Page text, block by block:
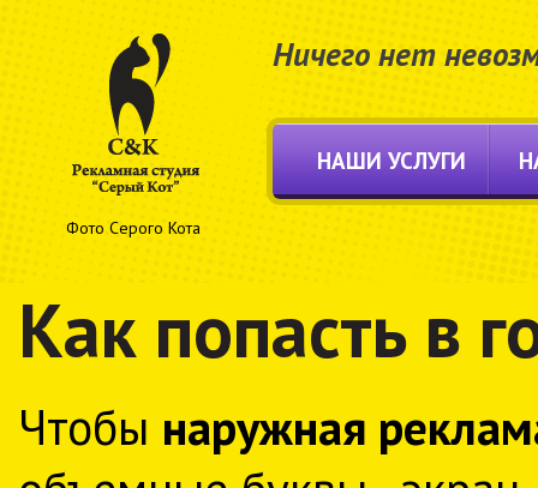
Ничего нет
НАШИ УСЛУГИ
Фото Серого Кота
Как попасть в
Чтобы наружная